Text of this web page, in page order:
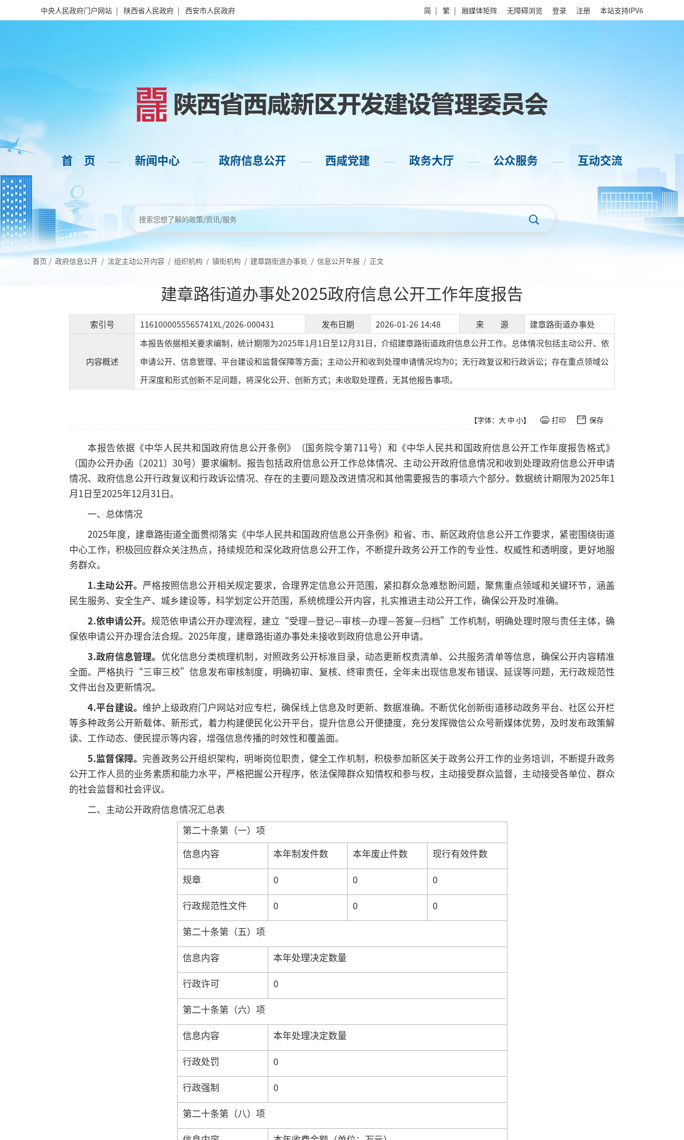
中央人民政府门户网站 | 陕西省人民政府 | 西安市人民政府 简 | 繁 | 融媒体矩阵 无障碍浏览 登录 注册 本站支持IPV6
首 页 —— 新闻中心 —— 政府信息公开 —— 西咸党建 —— 政务大厅 —— 公众服务 —— 互动交流
首页 / 政府信息公开 / 法定主动公开内容 / 组织机构 / 镇街机构 / 建章路街道办事处 / 信息公开年报 / 正文
建章路街道办事处2025政府信息公开工作年度报告
索引号 1161000055565741XL/2026-000431 发布日期 2026-01-26 14:48 来 源 建章路街道办事处
内容概述
本报告依据相关要求编制，统计期限为2025年1月1日至12月31日，介绍建章路街道政府信息公开工作。总体情况包括主动公开、依
申请公开、信息管理、平台建设和监督保障等方面；主动公开和收到处理申请情况均为0；无行政复议和行政诉讼；存在重点领域公
开深度和形式创新不足问题，将深化公开、创新方式；未收取处理费，无其他报告事项。
【字体： 大 中 小】 打印 保存
本报告依据《中华人民共和国政府信息公开条例》（国务院令第711号）和《中华人民共和国政府信息公开工作年度报告格式》
（国办公开办函〔2021〕30号）要求编制。报告包括政府信息公开工作总体情况、主动公开政府信息情况和收到处理政府信息公开申请
情况、政府信息公开行政复议和行政诉讼情况、存在的主要问题及改进情况和其他需要报告的事项六个部分。数据统计期限为2025年1
月1日至2025年12月31日。
一、总体情况
2025年度，建章路街道全面贯彻落实《中华人民共和国政府信息公开条例》和省、市、新区政府信息公开工作要求，紧密围绕街道
中心工作，积极回应群众关注热点，持续规范和深化政府信息公开工作，不断提升政务公开工作的专业性、权威性和透明度，更好地服
务群众。
1.主动公开。 严格按照信息公开相关规定要求，合理界定信息公开范围，紧扣群众急难愁盼问题，聚焦重点领域和关键环节，涵盖
民生服务、安全生产、城乡建设等，科学划定公开范围，系统梳理公开内容，扎实推进主动公开工作，确保公开及时准确。
2.依申请公开。规范依申请公开办理流程，建立“受理—登记—审核—办理—答复—归档”工作机制，明确处理时限与责任主体，确
保依申请公开办理合法合规。2025年度，建章路街道办事处未接收到政府信息公开申请。
3.政府信息管理。 优化信息分类梳理机制，对照政务公开标准目录，动态更新权责清单、公共服务清单等信息，确保公开内容精准
全面。严格执行“三审三校”信息发布审核制度，明确初审、复核、终审责任，全年未出现信息发布错误、延误等问题，无行政规范性
文件出台及更新情况。
4.平台建设。维护上级政府门户网站对应专栏，确保线上信息及时更新、数据准确。不断优化创新街道移动政务平台、社区公开栏
等多种政务公开新载体、新形式，着力构建便民化公开平台，提升信息公开便捷度，充分发挥微信公众号新媒体优势，及时发布政策解
读、工作动态、便民提示等内容，增强信息传播的时效性和覆盖面。
5.监督保障。 完善政务公开组织架构，明晰岗位职责，健全工作机制，积极参加新区关于政务公开工作的业务培训，不断提升政务
公开工作人员的业务素质和能力水平，严格把握公开程序，依法保障群众知情权和参与权，主动接受群众监督，主动接受各单位、群众
的社会监督和社会评议。
二、主动公开政府信息情况汇总表
第二十条第（一）项
信息内容
本年制发件数 本年废止件数
现行有效件数
规章
0 0
0
行政规范性文件
0 0
0
第二十条第（五）项
信息内容
本年处理决定数量
行政许可
0
第二十条第（六）项
信息内容
本年处理决定数量
行政处罚
0
行政强制
0
第二十条第（八）项